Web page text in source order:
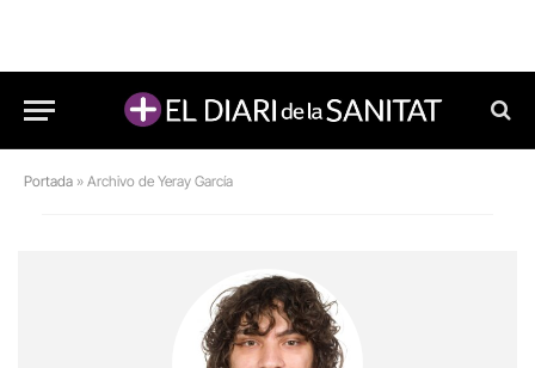
Portada » Archivo de Yeray García